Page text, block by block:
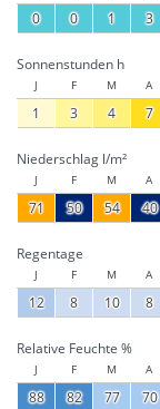
0 0 1 3
Sonnenstunden h
J F M A
1 3 4 7
Niederschlag l/m²
J F M A
71 50 54 40
Regentage
J F M A
12 8 10 8
Relative Feuchte %
J F M A
88 82 77 70